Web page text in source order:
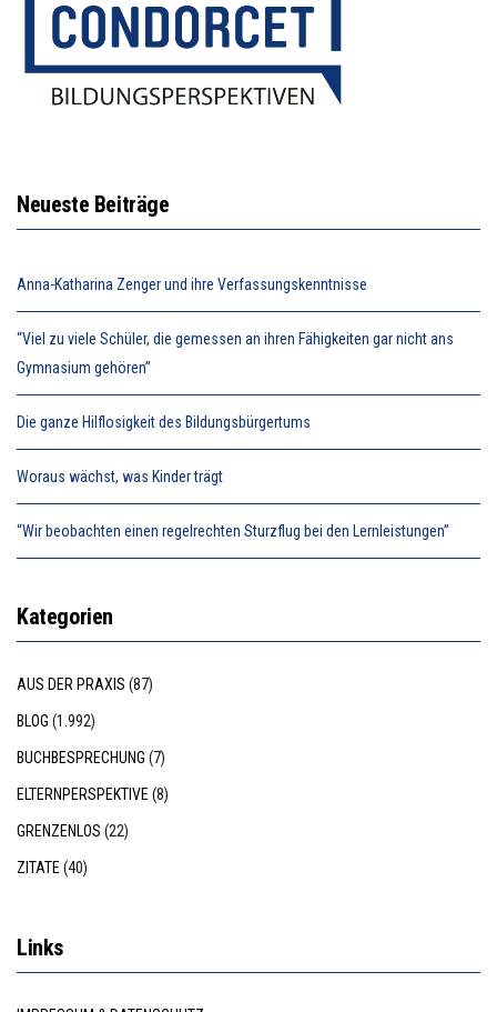
Neueste Beiträge
Anna-Katharina Zenger und ihre Verfassungskenntnisse
“Viel zu viele Schüler, die gemessen an ihren Fähigkeiten gar nicht ans
Gymnasium gehören”
Die ganze Hilflosigkeit des Bildungsbürgertums
Woraus wächst, was Kinder trägt
“Wir beobachten einen regelrechten Sturzflug bei den Lernleistungen”
Kategorien
AUS DER PRAXIS (87)
BLOG (1.992)
BUCHBESPRECHUNG (7)
ELTERNPERSPEKTIVE(8)
GRENZENLOS (22)
ZITATE(40)
Links